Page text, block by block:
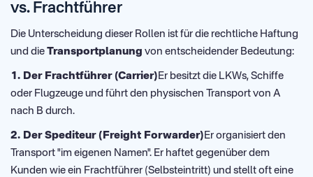
vs. Frachtführer
Die Unterscheidung dieser Rollen ist für die rechtliche Haftung
und die Transportplanung von entscheidender Bedeutung:
1. Der Frachtführer (Carrier) Er besitzt die LKWs, Schiffe
oder Flugzeuge und führt den physischen Transport von A
nach B durch.
2. Der Spediteur (Freight Forwarder) Er organisiert den
Transport "im eigenen Namen". Er haftet gegenüber dem
Kunden wie ein Frachtführer (Selbsteintritt) und stellt oft eine